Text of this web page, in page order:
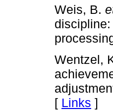
Weis, B.
Wentzel,
[ Links ]